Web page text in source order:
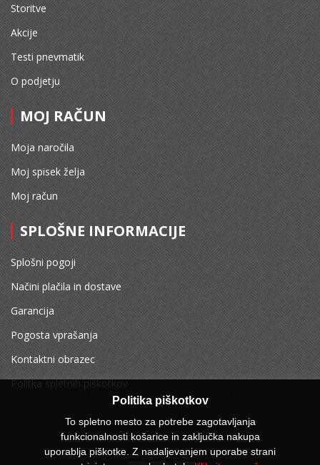
Politika piškotkov
To spletno mesto za potrebe zagotavljanja
funkcionalnosti košarice in zaključka nakupa
uporablja piškotke. Z nadaljevanjem uporabe strani
Storitve
Akcije
Testi pnevmatik
O podjetju
MOJ RAČUN
Moja naročila
Moj spisek želja
Moj račun
SPLOŠNE INFORMACIJE
Splošni pogoji
Načini plačila in dostave
Garancija
Pogosta vprašanja
Kontaktni obrazec
Politka spletnih piškotkov